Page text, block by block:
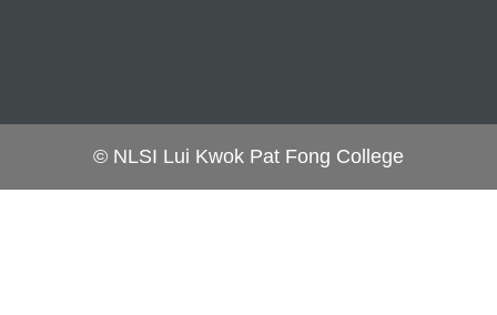
© NLSI Lui Kwok Pat Fong College